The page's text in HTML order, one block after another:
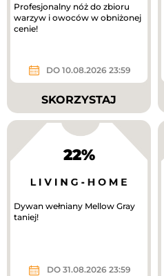
Profesjonalny nóż do zbioru
warzyw i owoców w obniżonej
cenie!
DO 10.08.2026 23:59
SKORZYSTAJ
22%
Dywan wełniany Mellow Gray
taniej!
DO 31.08.2026 23:59